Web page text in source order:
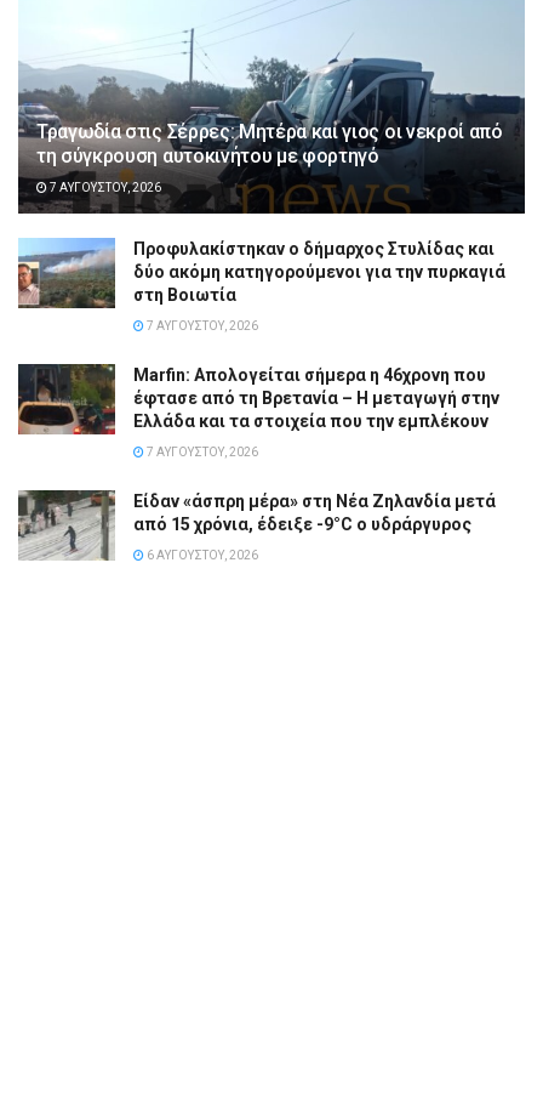
Τραγωδία στις Σέρρες: Μητέρα και γιος οι νεκροί από
τη σύγκρουση αυτοκινήτου με φορτηγό
7 ΑΥΓΟΎΣΤΟΥ, 2026
Προφυλακίστηκαν ο δήμαρχος Στυλίδας και
δύο ακόμη κατηγορούμενοι για την πυρκαγιά
στη Βοιωτία
7 ΑΥΓΟΎΣΤΟΥ, 2026
Marfin: Απολογείται σήμερα η 46χρονη που
έφτασε από τη Βρετανία – Η μεταγωγή στην
Ελλάδα και τα στοιχεία που την εμπλέκουν
7 ΑΥΓΟΎΣΤΟΥ, 2026
Είδαν «άσπρη μέρα» στη Νέα Ζηλανδία μετά
από 15 χρόνια, έδειξε -9°C ο υδράργυρος
6 ΑΥΓΟΎΣΤΟΥ, 2026